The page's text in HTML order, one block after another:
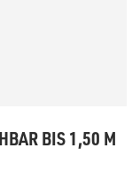
BIS 1,50 M